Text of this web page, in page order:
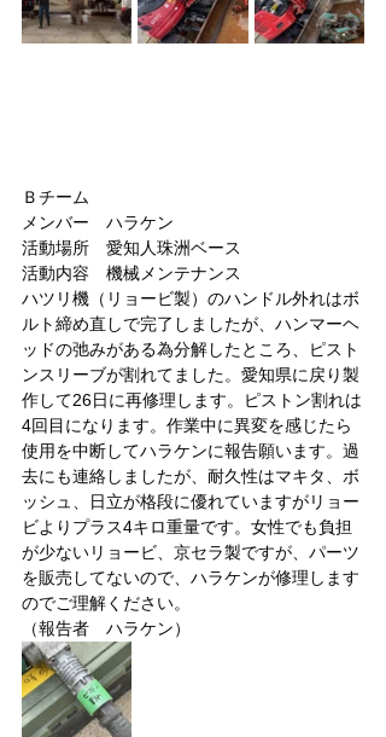
Ｂチーム
メンバー　ハラケン
活動場所　愛知人珠洲ベース
活動内容　機械メンテナンス
ハツリ機（リョービ製）のハンドル外れはボ
ルト締め直しで完了しましたが、ハンマーヘ
ッドの弛みがある為分解したところ、ピスト
ンスリーブが割れてました。愛知県に戻り製
作して26日に再修理します。ピストン割れは
4回目になります。作業中に異変を感じたら
使用を中断してハラケンに報告願います。過
去にも連絡しましたが、耐久性はマキタ、ボ
ッシュ、日立が格段に優れていますがリョー
ビよりプラス4キロ重量です。女性でも負担
が少ないリョービ、京セラ製ですが、パーツ
を販売してないので、ハラケンが修理します
のでご理解ください。
（報告者　ハラケン）